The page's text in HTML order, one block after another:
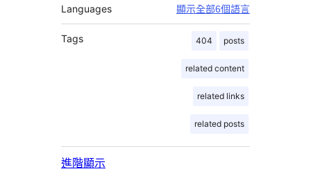
Languages 顯示全部6個語言
Tags 404 posts
related content
related links
related posts
進階顯示